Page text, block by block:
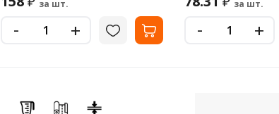
за шт.
- +
за шт.
- +